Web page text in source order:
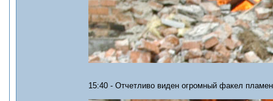
15:40 - Отчетливо виден огромный факел